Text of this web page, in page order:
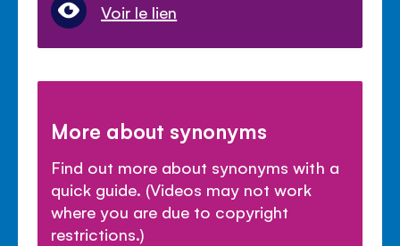
Voir le lien
More about synonyms
Find out more about synonyms with a
quick guide. (Videos may not work
where you are due to copyright
restrictions.)